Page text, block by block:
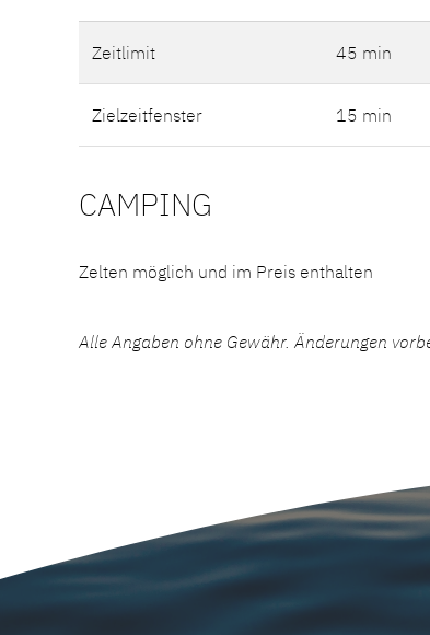
Zeitlimit 45 min
Zielzeitfenster 15 min
CAMPING
Zelten möglich und im Preis enthalten
Alle Angaben ohne Gewähr. Änderungen